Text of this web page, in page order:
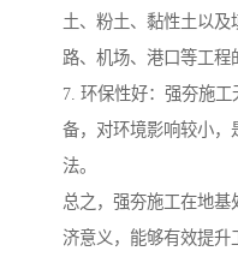
土、粉土、黏性土以
路、机场、港口等工程
7. 环保性好：强夯施
备，对环境影响较小，
法。
总之，强夯施工在地
济意义，能够有效提升